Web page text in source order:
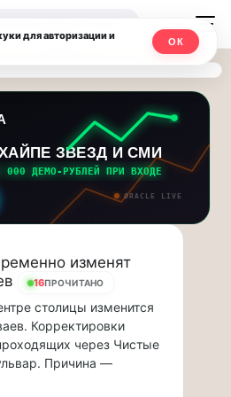
ЗВЕЗД И СМИ
000 ДЕМО-РУБЛЕЙ ПРИ ВХОДЕ
ORACLE LIVE
изменят
16ПРОЧИТАНО
столицы изменится
Корректировки
через Чистые
Причина —
для авторизации и
ОК